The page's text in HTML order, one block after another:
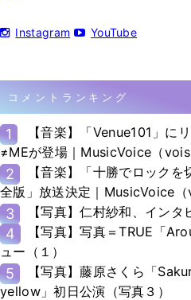
Instagram YouTube
コメントランキング
1
【音楽】「Venue101」に
≠MEが登場｜MusicVoice（vois
2
【音楽】「十勝でロック
全版」放送決定｜MusicVoice（
3 【写真】仁村紗和、インタ
4
【写真】写真＝TRUE「
ュー（１）
5
【写真】藤原さくら「
yellow」初日公演（写真３）